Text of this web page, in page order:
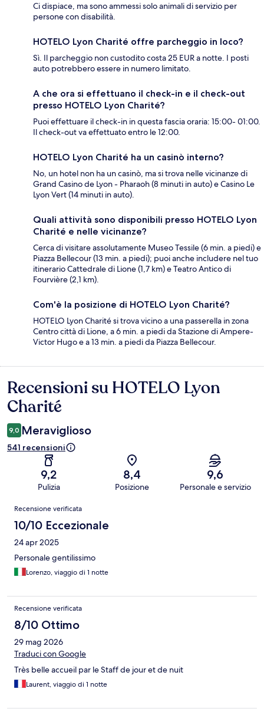
Ci dispiace, ma sono ammessi solo animali di servizio per
persone con disabilità.
HOTELO Lyon Charité offre parcheggio in loco?
Sì. Il parcheggio non custodito costa 25 EUR a notte. I posti
auto potrebbero essere in numero limitato.
A che ora si effettuano il check-in e il check-out
presso HOTELO Lyon Charité?
Puoi effettuare il check-in in questa fascia oraria: 15:00- 01:00.
Il check-out va effettuato entro le 12:00.
HOTELO Lyon Charité ha un casinò interno?
No, un hotel non ha un casinò, ma si trova nelle vicinanze di
Grand Casino de Lyon - Pharaoh (8 minuti in auto) e Casino Le
Lyon Vert (14 minuti in auto).
Quali attività sono disponibili presso HOTELO Lyon
Charité e nelle vicinanze?
Cerca di visitare assolutamente Museo Tessile (6 min. a piedi) e
Piazza Bellecour (13 min. a piedi); puoi anche includere nel tuo
itinerario Cattedrale di Lione (1,7 km) e Teatro Antico di
Fourvière (2,1 km).
Com'è la posizione di HOTELO Lyon Charité?
HOTELO Lyon Charité si trova vicino a una passerella in zona
Centro città di Lione, a 6 min. a piedi da Stazione di Ampere-
Victor Hugo e a 13 min. a piedi da Piazza Bellecour.
Recensioni
Recensioni su HOTELO Lyon
Charité
9,0 Meraviglioso
541 recensioni
9,2
Pulizia
8,4
Posizione
9,6
Personale e servizio
Recensioni
Recensione verificata
10/10 Eccezionale
24 apr 2025
Personale gentilissimo
Lorenzo, viaggio di 1 notte
Recensione verificata
8/10 Ottimo
29 mag 2026
Traduci con Google
Très belle accueil par le Staff de jour et de nuit
Laurent, viaggio di 1 notte